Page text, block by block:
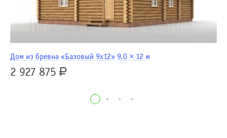
Дом из бревна «Базовый 9х12» 9.0 × 12 м
2 927 875 Р